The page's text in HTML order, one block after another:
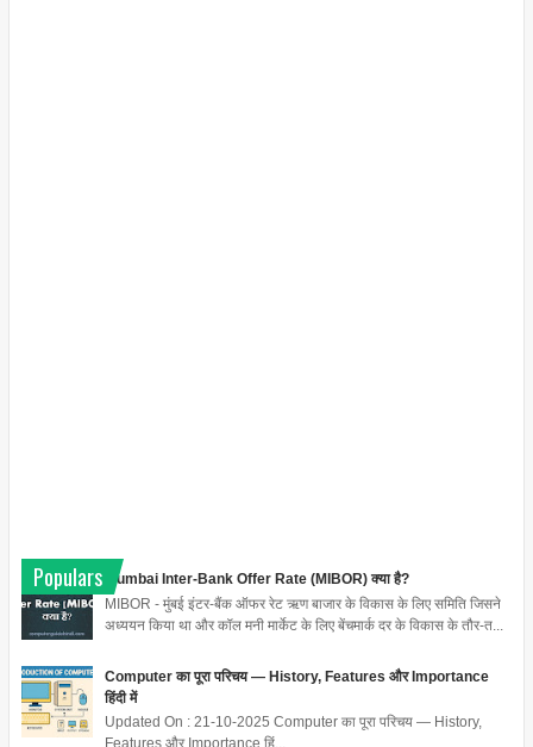
Populars
Mumbai Inter-Bank Offer Rate (MIBOR) क्या है?
MIBOR - मुंबई इंटर-बैंक ऑफर रेट ऋण बाजार के विकास के लिए समिति जिसने
अध्ययन किया था और कॉल मनी मार्केट के लिए बेंचमार्क दर के विकास के तौर-त...
Computer का पूरा परिचय — History, Features और Importance
हिंदी में
Updated On : 21-10-2025 Computer का पूरा परिचय — History,